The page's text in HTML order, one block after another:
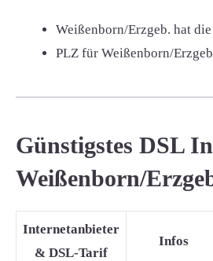
Weißenborn/Erzgeb. hat
PLZ für Weißenborn/
Günstigstes DSL
Weißenborn/
Internetanbieter
& DSL-Tarif
Infos